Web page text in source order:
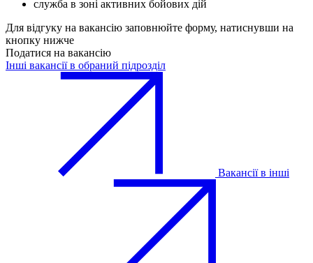
служба в зоні активних бойових дій
Для відгуку на вакансію заповнюйте форму, натиснувши на
кнопку нижче
Податися на вакансію
Інші вакансії в обраний підрозділ
Вакансії в інші